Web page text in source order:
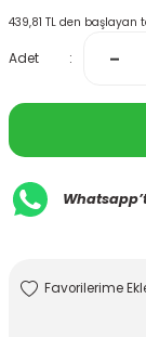
439,81 TL den başlayan
Adet